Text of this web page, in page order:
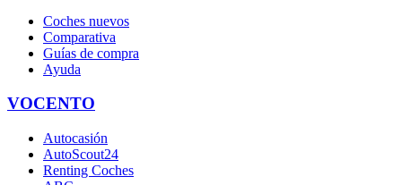
Coches nuevos
Comparativa
Guías de compra
Ayuda
VOCENTO
Autocasión
AutoScout24
Renting Coches